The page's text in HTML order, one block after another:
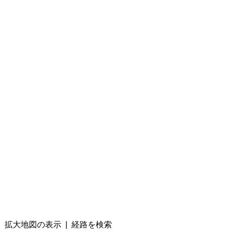
拡大地図の表示| 経路を検索